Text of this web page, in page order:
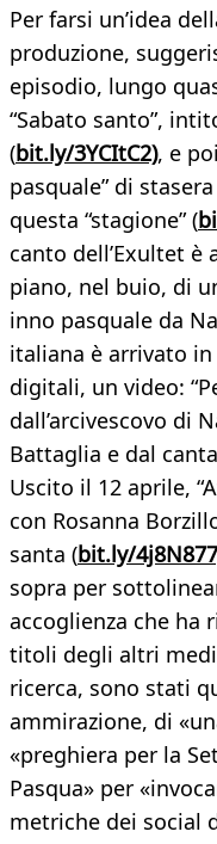
Per farsi un’idea
produzione,
episodio, lungo
“Sabato santo”,
(bit.ly/3YCItC2), e
pasquale” di
questa “stagione” (
canto dell’Exultet
piano, nel buio, di
inno pasquale da
italiana è arrivato
digitali, un video:
dall’arcivescovo di
Battaglia e dal
Uscito il 12 aprile,
con Rosanna
santa (bit.ly/
sopra per
accoglienza che ha
titoli degli altri
ricerca, sono stati
ammirazione, di
«preghiera per la
Pasqua» per
metriche dei social